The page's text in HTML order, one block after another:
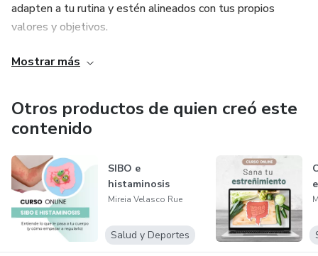
adapten a tu rutina y estén alineados con tus propios
valores y objetivos.
Mi misión es acompañarte a través de un autoaprendizaje y
cuerpo y sus señales.
Mostrar más
Otros productos de quien creó este
contenido
SIBO e
histaminosis
Mireia Velasco Rue
Salud y Deportes